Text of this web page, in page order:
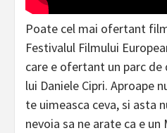
Poate cel mai ofertant
Festivalul Filmului
care e ofertant un parc
lui Daniele Cipri. Aproape
te uimeasca ceva, si asta
nevoia sa ne arate ca e